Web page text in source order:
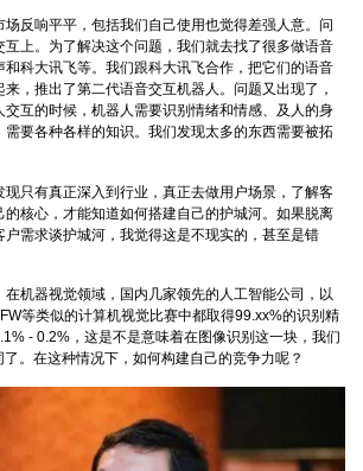
反响平平，包括我们自己使用也觉得差强人意。问
上。为了解决这个问题，我们就去找了很多做语音
科大讯飞等。我们跟科大讯飞合作，把它们的语音
，推出了第二代语音交互机器人。问题又出现了，
互的时候，机器人需要识别情绪和情感、及人的身
要各种各样的知识。我们发现太多的东西需要被拓
只有真正深入到行业，真正去做用户场景，了解客
的核心，才能知道如何搭建自己的护城河。如果脱离
需求谈护城河，我觉得这是不现实的，甚至是错
在机器视觉领域，国内几家领先的人工智能公司，以
等类似的计算机视觉比赛中都取得99.xx%的识别精
- 0.2%，这是不是意味着在图像识别这一块，我们
。在这种情况下，如何构建自己的竞争力呢？